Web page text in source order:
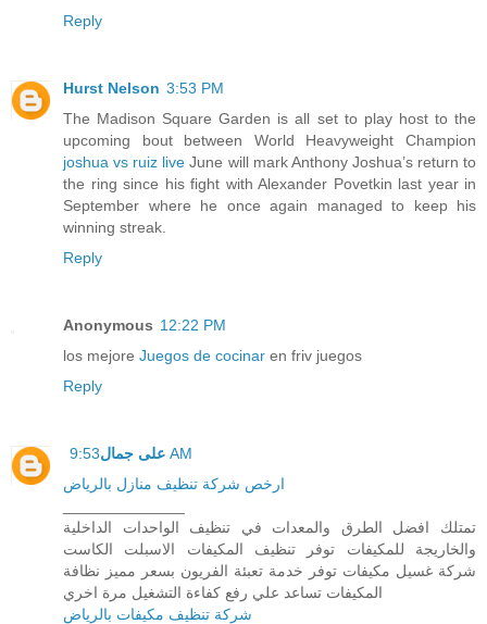
Reply
Hurst Nelson 3:53 PM
The Madison Square Garden is all set to play host to the
upcoming bout between World Heavyweight Champion
joshua vs ruiz live June will mark Anthony Joshua’s return to
the ring since his fight with Alexander Povetkin last year in
September where he once again managed to keep his
winning streak.
Reply
Anonymous 12:22 PM
los mejore Juegos de cocinar en friv juegos
Reply
على جمال 9:53 AM
ارخص شركة تنظيف منازل بالرياض
تمتلك افضل الطرق والمعدات في تنظيف الواحدات الداخلية
والخاريجة للمكيفات توفر تنظيف المكيفات الاسبلت الكاست
شركة غسيل مكيفات توفر خدمة تعبئة الفريون بسعر مميز نظافة
المكيفات تساعد علي رفع كفاءة التشغيل مرة اخري
شركة تنظيف مكيفات بالرياض